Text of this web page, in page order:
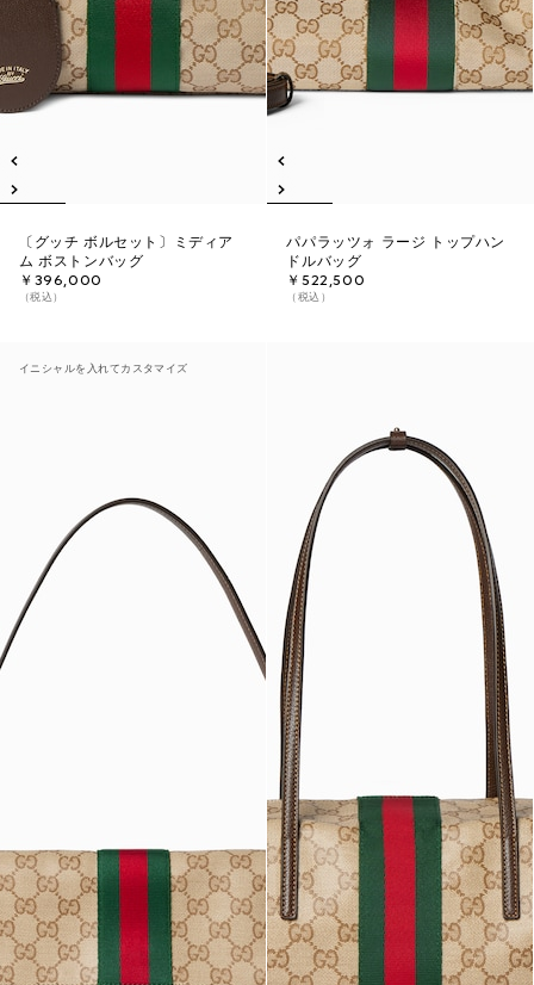
〔グッチ ボルセット〕ミディア
ム ボストンバッグ
￥396,000
（税込）
パパラッツォ ラージ トップハン
ドルバッグ
￥522,500
（税込）
イニシャルを入れてカスタマイズ